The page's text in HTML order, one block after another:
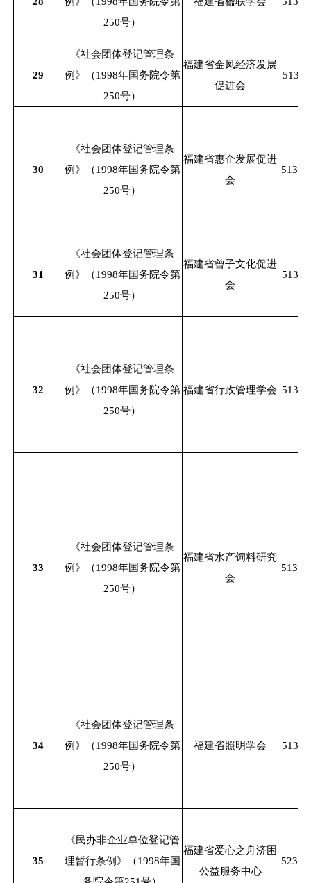
250号）
29
《社会团体登记管理条
例》（1998年国务院令第
250号）
福建省金凤经济发展
促进会
30
《社会团体登记管理条
例》（1998年国务院令第
250号）
福建省惠企发展促进
会
31
《社会团体登记管理条
例》（1998年国务院令第
250号）
福建省曾子文化促进
会
32
《社会团体登记管理条
例》（1998年国务院令第
250号）
福建省行政管理学会
33
《社会团体登记管理条
例》（1998年国务院令第
250号）
福建省水产饲料研究
会
34
《社会团体登记管理条
例》（1998年国务院令第
250号）
福建省照明学会
35
《民办非企业单位登记管
理暂行条例》（1998年国
福建省爱心之舟济困
公益服务中心